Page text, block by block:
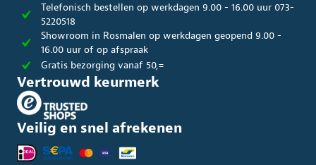
Telefonisch bestellen op werkdagen 9.00 - 16.00 uur 073-
5220518
Showroom in Rosmalen op werkdagen geopend 9.00 -
16.00 uur of op afspraak
Gratis bezorging vanaf 50,=
Vertrouwd keurmerk
Veilig en snel afrekenen